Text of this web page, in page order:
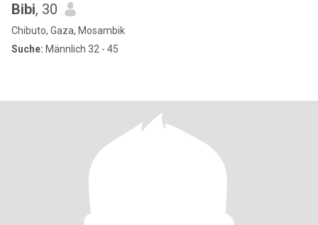
Bibi, 30
Chibuto, Gaza, Mosambik
Suche: Männlich 32 - 45